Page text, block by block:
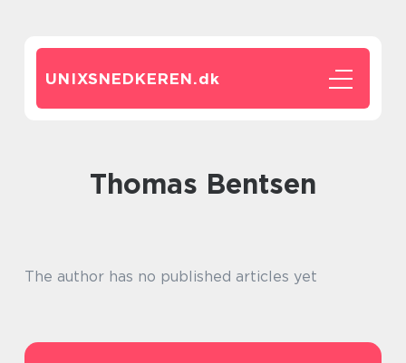
UNIXSNEDKEREN.dk
Thomas Bentsen
The author has no published articles yet